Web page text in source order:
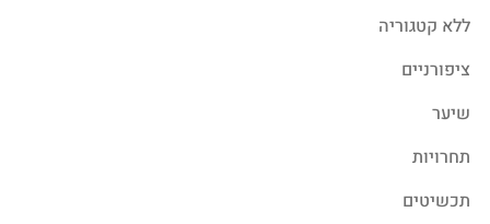
ללא קטגוריה
ציפורניים
שיער
תחרויות
תכשיטים